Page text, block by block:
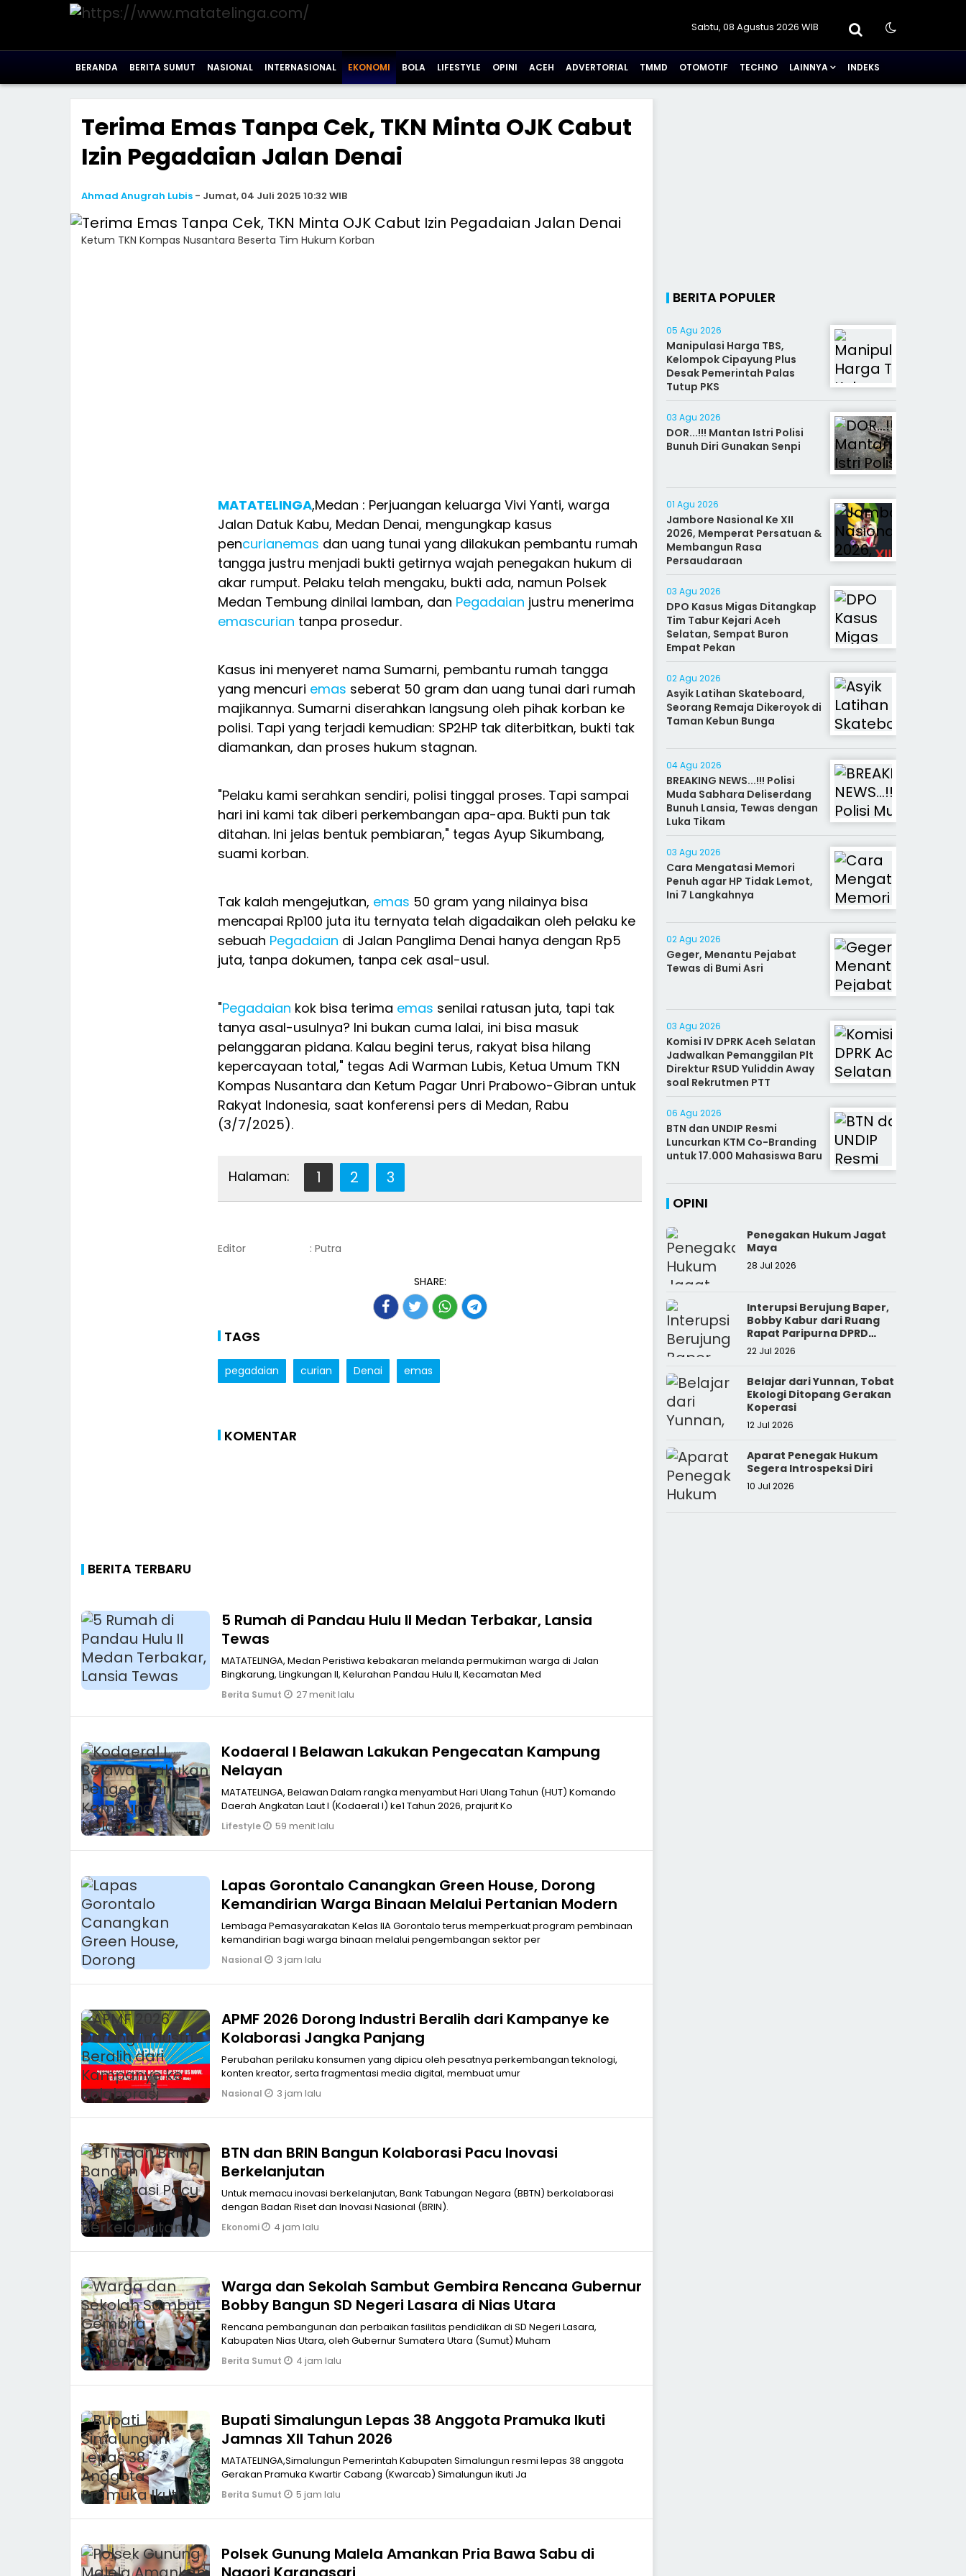
Sabtu, 08 Agustus 2026 WIB
BERANDA BERITA SUMUT NASIONAL INTERNASIONAL EKONOMI BOLA LIFESTYLE OPINI ACEH ADVERTORIAL TMMD OTOMOTIF TECHNO LAINNYA INDEKS
Terima Emas Tanpa Cek, TKN Minta OJK Cabut
Izin Pegadaian Jalan Denai
Ahmad Anugrah Lubis - Jumat, 04 Juli 2025 10:32 WIB
Ketum TKN Kompas Nusantara Beserta Tim Hukum Korban
MATATELINGA,Medan : Perjuangan keluarga Vivi Yanti, warga
Jalan Datuk Kabu, Medan Denai, mengungkap kasus
pencurianemas dan uang tunai yang dilakukan pembantu rumah
tangga justru menjadi bukti getirnya wajah penegakan hukum di
akar rumput. Pelaku telah mengaku, bukti ada, namun Polsek
Medan Tembung dinilai lamban, dan Pegadaian justru menerima
emascurian tanpa prosedur.
Kasus ini menyeret nama Sumarni, pembantu rumah tangga
yang mencuri emas seberat 50 gram dan uang tunai dari rumah
majikannya. Sumarni diserahkan langsung oleh pihak korban ke
polisi. Tapi yang terjadi kemudian: SP2HP tak diterbitkan, bukti tak
diamankan, dan proses hukum stagnan.
"Pelaku kami serahkan sendiri, polisi tinggal proses. Tapi sampai
hari ini kami tak diberi perkembangan apa-apa. Bukti pun tak
ditahan. Ini jelas bentuk pembiaran," tegas Ayup Sikumbang,
suami korban.
Tak kalah mengejutkan, emas 50 gram yang nilainya bisa
mencapai Rp100 juta itu ternyata telah digadaikan oleh pelaku ke
sebuah Pegadaian di Jalan Panglima Denai hanya dengan Rp5
juta, tanpa dokumen, tanpa cek asal-usul.
"Pegadaian kok bisa terima emas senilai ratusan juta, tapi tak
tanya asal-usulnya? Ini bukan cuma lalai, ini bisa masuk
pelanggaran pidana. Kalau begini terus, rakyat bisa hilang
kepercayaan total," tegas Adi Warman Lubis, Ketua Umum TKN
Kompas Nusantara dan Ketum Pagar Unri Prabowo-Gibran untuk
Rakyat Indonesia, saat konferensi pers di Medan, Rabu
(3/7/2025).
Halaman: 1 2 3
Editor : Putra
SHARE:
TAGS
pegadaian curian Denai emas
KOMENTAR
BERITA TERBARU
5 Rumah di Pandau Hulu II Medan Terbakar, Lansia
Tewas
MATATELINGA, Medan Peristiwa kebakaran melanda permukiman warga di Jalan
Bingkarung, Lingkungan II, Kelurahan Pandau Hulu II, Kecamatan Med
Berita Sumut 27 menit lalu
Kodaeral I Belawan Lakukan Pengecatan Kampung
Nelayan
MATATELINGA, Belawan Dalam rangka menyambut Hari Ulang Tahun (HUT) Komando
Daerah Angkatan Laut I (Kodaeral I) ke1 Tahun 2026, prajurit Ko
Lifestyle 59 menit lalu
Lapas Gorontalo Canangkan Green House, Dorong
Kemandirian Warga Binaan Melalui Pertanian Modern
Lembaga Pemasyarakatan Kelas IIA Gorontalo terus memperkuat program pembinaan
kemandirian bagi warga binaan melalui pengembangan sektor per
Nasional 3 jam lalu
APMF 2026 Dorong Industri Beralih dari Kampanye ke
Kolaborasi Jangka Panjang
Perubahan perilaku konsumen yang dipicu oleh pesatnya perkembangan teknologi,
konten kreator, serta fragmentasi media digital, membuat umur
Nasional 3 jam lalu
BTN dan BRIN Bangun Kolaborasi Pacu Inovasi
Berkelanjutan
Untuk memacu inovasi berkelanjutan, Bank Tabungan Negara (BBTN) berkolaborasi
dengan Badan Riset dan Inovasi Nasional (BRIN).
Ekonomi 4 jam lalu
Warga dan Sekolah Sambut Gembira Rencana Gubernur
Bobby Bangun SD Negeri Lasara di Nias Utara
Rencana pembangunan dan perbaikan fasilitas pendidikan di SD Negeri Lasara,
Kabupaten Nias Utara, oleh Gubernur Sumatera Utara (Sumut) Muham
Berita Sumut 4 jam lalu
Bupati Simalungun Lepas 38 Anggota Pramuka Ikuti
Jamnas XII Tahun 2026
MATATELINGA,Simalungun Pemerintah Kabupaten Simalungun resmi lepas 38 anggota
Gerakan Pramuka Kwartir Cabang (Kwarcab) Simalungun ikuti Ja
Berita Sumut 5 jam lalu
Polsek Gunung Malela Amankan Pria Bawa Sabu di
BERITA POPULER
05 Agu 2026
Manipulasi Harga TBS,
Kelompok Cipayung Plus
Desak Pemerintah Palas
Tutup PKS
03 Agu 2026
DOR...!!! Mantan Istri Polisi
Bunuh Diri Gunakan Senpi
01 Agu 2026
Jambore Nasional Ke XII
2026, Memperat Persatuan &
Membangun Rasa
Persaudaraan
03 Agu 2026
DPO Kasus Migas Ditangkap
Tim Tabur Kejari Aceh
Selatan, Sempat Buron
Empat Pekan
02 Agu 2026
Asyik Latihan Skateboard,
Seorang Remaja Dikeroyok di
Taman Kebun Bunga
04 Agu 2026
BREAKING NEWS...!!! Polisi
Muda Sabhara Deliserdang
Bunuh Lansia, Tewas dengan
Luka Tikam
03 Agu 2026
Cara Mengatasi Memori
Penuh agar HP Tidak Lemot,
Ini 7 Langkahnya
02 Agu 2026
Geger, Menantu Pejabat
Tewas di Bumi Asri
03 Agu 2026
Komisi IV DPRK Aceh Selatan
Jadwalkan Pemanggilan Plt
Direktur RSUD Yuliddin Away
soal Rekrutmen PTT
06 Agu 2026
BTN dan UNDIP Resmi
Luncurkan KTM Co-Branding
untuk 17.000 Mahasiswa Baru
OPINI
Penegakan Hukum Jagat
Maya
28 Jul 2026
Interupsi Berujung Baper,
Bobby Kabur dari Ruang
Rapat Paripurna DPRD
Sumut
22 Jul 2026
Belajar dari Yunnan, Tobat
Ekologi Ditopang Gerakan
Koperasi
12 Jul 2026
Aparat Penegak Hukum
Segera Introspeksi Diri
10 Jul 2026